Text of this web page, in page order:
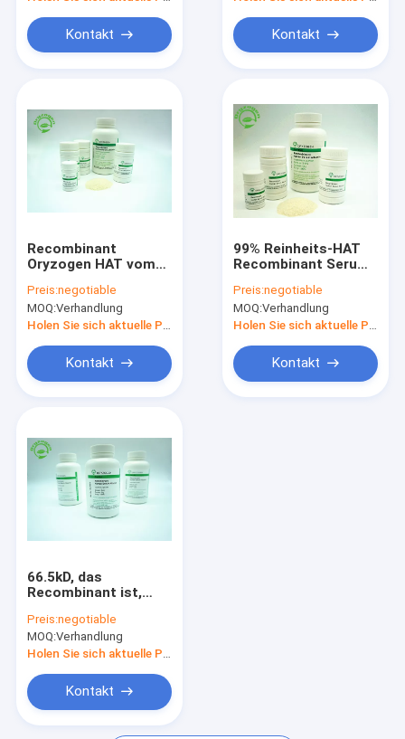
Produits
Über uns
Recombinant HAT
Proteinase K
Recombinant Fibronectin
bFGF Wachstumsfaktor
Recombinant IGF 1 langes R3
Recombinant menschliches Laktoferrin
Epidermialer Wachstumsfaktor
Albumin-Hautpflege
Recombinant VEGF
Kontakt Kontakt
Recombinant
Oryzogen HAT vom
Reihen-
Übereinstimmung
70024-90-7
Preis:negotiable
MOQ:Verhandlung
Holen Sie sich aktuelle Preis
Kontakt
99% Reinheits-HAT
Recombinant Serum-
niedriges Endotoxin
lyophilisiert
Preis:negotiable
MOQ:Verhandlung
Holen Sie sich aktuelle Preis
Kontakt
66.5kD, das
Recombinant ist,
Aminosäuren ist
freie die
Tierkomponente
Preis:negotiable
MOQ:Verhandlung
Holen Sie sich aktuelle Preis
Kontakt